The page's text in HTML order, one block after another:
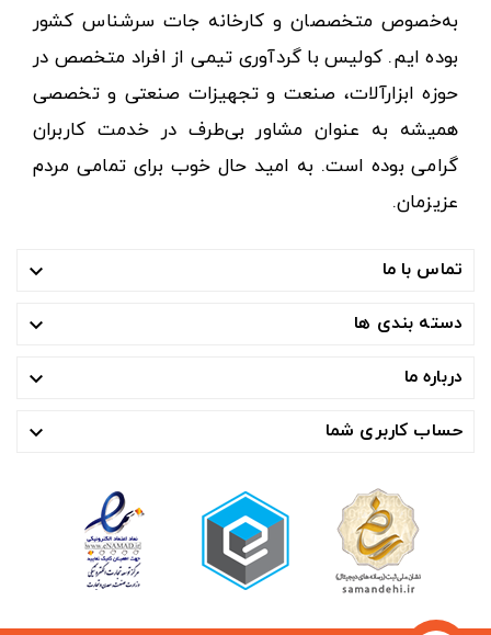
به‌خصوص متخصصان و کارخانه جات سرشناس کشور
بوده ایم. کولیس با گردآوری تیمی از افراد متخصص در
حوزه ابزارآلات، صنعت و تجهیزات صنعتی و تخصصی
همیشه به عنوان مشاور بی‌طرف در خدمت کاربران
گرامی بوده است. به امید حال خوب برای تمامی مردم
عزیزمان.
تماس با ما 
دسته بندی ها 
درباره ما 
حساب کاربری شما 